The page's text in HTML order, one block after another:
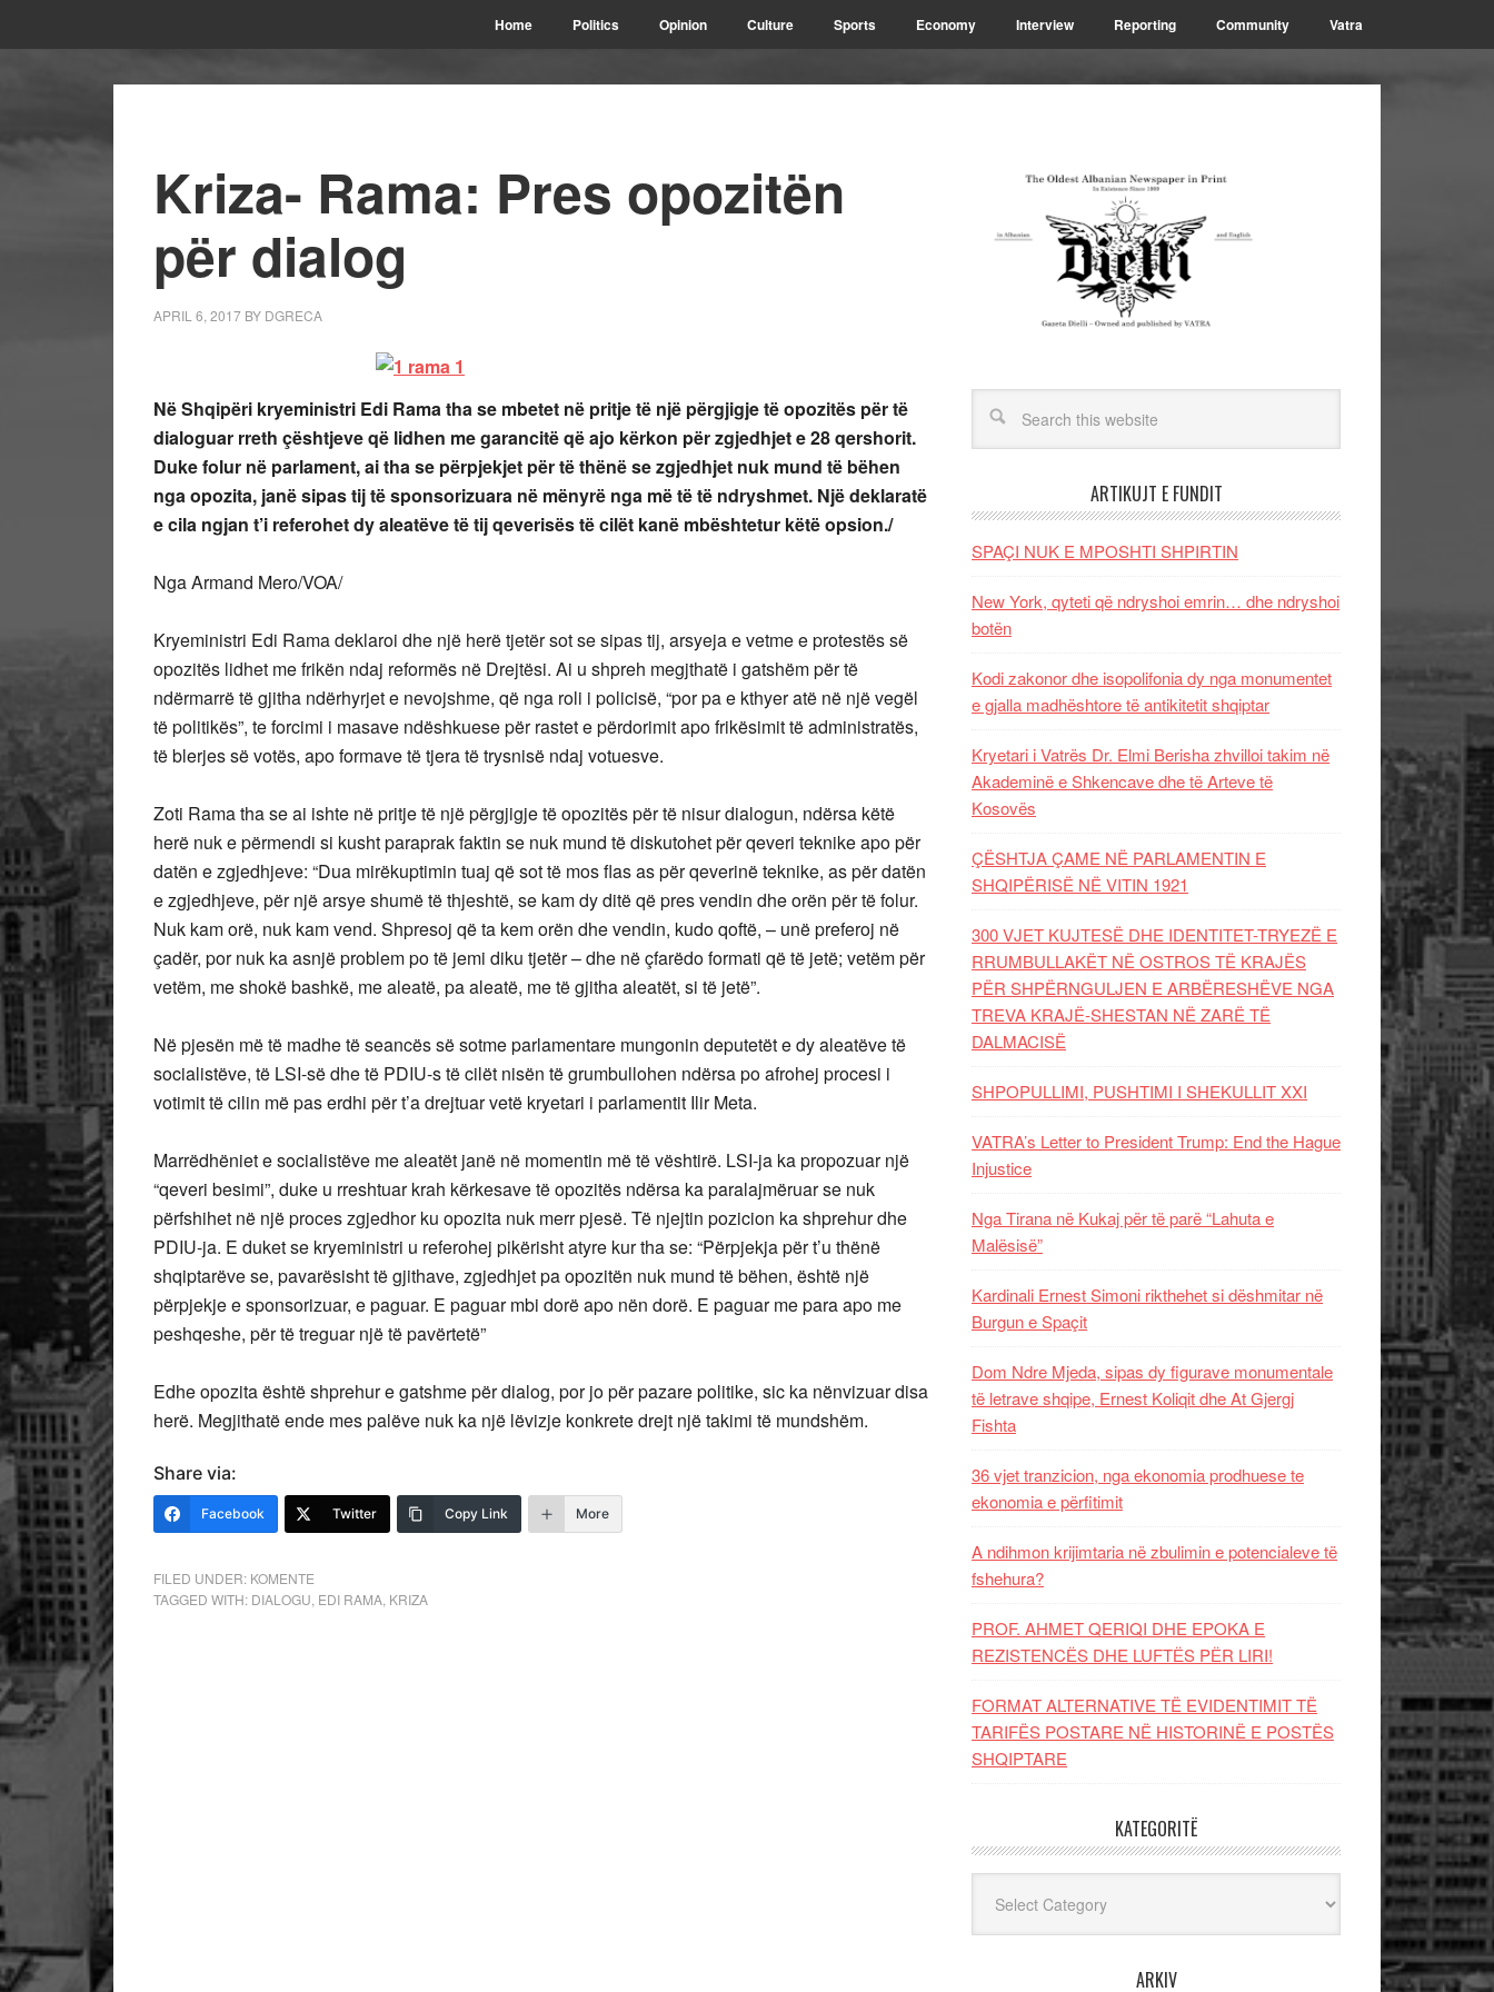
Home Politics Opinion Culture Sports Economy Interview Reporting Community Vatra
Kriza- Rama: Pres opozitën
për dialog
APRIL 6, 2017 BY DGRECA
Në Shqipëri kryeministri Edi Rama tha se mbetet në pritje të një përgjigje të opozitës për të
dialoguar rreth çështjeve që lidhen me garancitë që ajo kërkon për zgjedhjet e 28 qershorit.
Duke folur në parlament, ai tha se përpjekjet për të thënë se zgjedhjet nuk mund të bëhen
nga opozita, janë sipas tij të sponsorizuara në mënyrë nga më të të ndryshmet. Një deklaratë
e cila ngjan t’i referohet dy aleatëve të tij qeverisës të cilët kanë mbështetur këtë opsion./
Nga Armand Mero/VOA/
Kryeministri Edi Rama deklaroi dhe një herë tjetër sot se sipas tij, arsyeja e vetme e protestës së
opozitës lidhet me frikën ndaj reformës në Drejtësi. Ai u shpreh megjthatë i gatshëm për të
ndërmarrë të gjitha ndërhyrjet e nevojshme, që nga roli i policisë, “por pa e kthyer atë në një vegël
të politikës”, te forcimi i masave ndëshkuese për rastet e përdorimit apo frikësimit të administratës,
të blerjes së votës, apo formave të tjera të trysnisë ndaj votuesve.
Zoti Rama tha se ai ishte në pritje të një përgjigje të opozitës për të nisur dialogun, ndërsa këtë
herë nuk e përmendi si kusht paraprak faktin se nuk mund të diskutohet për qeveri teknike apo për
datën e zgjedhjeve: “Dua mirëkuptimin tuaj që sot të mos flas as për qeverinë teknike, as për datën
e zgjedhjeve, për një arsye shumë të thjeshtë, se kam dy ditë që pres vendin dhe orën për të folur.
Nuk kam orë, nuk kam vend. Shpresoj që ta kem orën dhe vendin, kudo qoftë, – unë preferoj në
çadër, por nuk ka asnjë problem po të jemi diku tjetër – dhe në çfarëdo formati që të jetë; vetëm për
vetëm, me shokë bashkë, me aleatë, pa aleatë, me të gjitha aleatët, si të jetë”.
Në pjesën më të madhe të seancës së sotme parlamentare mungonin deputetët e dy aleatëve të
socialistëve, të LSI-së dhe të PDIU-s të cilët nisën të grumbullohen ndërsa po afrohej procesi i
votimit të cilin më pas erdhi për t’a drejtuar vetë kryetari i parlamentit Ilir Meta.
Marrëdhëniet e socialistëve me aleatët janë në momentin më të vështirë. LSI-ja ka propozuar një
“qeveri besimi”, duke u rreshtuar krah kërkesave të opozitës ndërsa ka paralajmëruar se nuk
përfshihet në një proces zgjedhor ku opozita nuk merr pjesë. Të njejtin pozicion ka shprehur dhe
PDIU-ja. E duket se kryeministri u referohej pikërisht atyre kur tha se: “Përpjekja për t’u thënë
shqiptarëve se, pavarësisht të gjithave, zgjedhjet pa opozitën nuk mund të bëhen, është një
përpjekje e sponsorizuar, e paguar. E paguar mbi dorë apo nën dorë. E paguar me para apo me
peshqeshe, për të treguar një të pavërtetë”
Edhe opozita është shprehur e gatshme për dialog, por jo për pazare politike, sic ka nënvizuar disa
herë. Megjithatë ende mes palëve nuk ka një lëvizje konkrete drejt një takimi të mundshëm.
Share via:
Facebook Twitter Copy Link More
FILED UNDER: KOMENTE
TAGGED WITH: DIALOGU EDI RAMA KRIZA
ARTIKUJT E FUNDIT
SPAÇI NUK E MPOSHTI SHPIRTIN
New York, qyteti që ndryshoi emrin… dhe ndryshoi
botën
Kodi zakonor dhe isopolifonia dy nga monumentet
e gjalla madhështore të antikitetit shqiptar
Kryetari i Vatrës Dr. Elmi Berisha zhvilloi takim në
Akademinë e Shkencave dhe të Arteve të
Kosovës
ÇËSHTJA ÇAME NË PARLAMENTIN E
SHQIPËRISË NË VITIN 1921
300 VJET KUJTESË DHE IDENTITET-TRYEZË E
RRUMBULLAKËT NË OSTROS TË KRAJËS
PËR SHPËRNGULJEN E ARBËRESHËVE NGA
TREVA KRAJË-SHESTAN NË ZARË TË
DALMACISË
SHPOPULLIMI, PUSHTIMI I SHEKULLIT XXI
VATRA’s Letter to President Trump: End the Hague
Injustice
Nga Tirana në Kukaj për të parë “Lahuta e
Malësisë”
Kardinali Ernest Simoni rikthehet si dëshmitar në
Burgun e Spaçit
Dom Ndre Mjeda, sipas dy figurave monumentale
të letrave shqipe, Ernest Koliqit dhe At Gjergj
Fishta
36 vjet tranzicion, nga ekonomia prodhuese te
ekonomia e përfitimit
A ndihmon krijimtaria në zbulimin e potencialeve të
fshehura?
PROF. AHMET QERIQI DHE EPOKA E
REZISTENCЁS DHE LUFTЁS PЁR LIRI!
FORMAT ALTERNATIVE TË EVIDENTIMIT TË
TARIFËS POSTARE NË HISTORINË E POSTËS
SHQIPTARE
KATEGORITË
ARKIV